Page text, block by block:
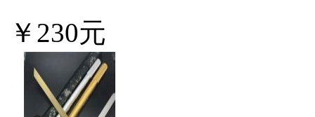
￥230元